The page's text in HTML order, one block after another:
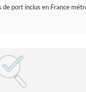
de port inclus en France